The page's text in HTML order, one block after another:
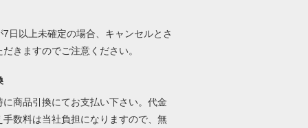
日以上未確定の場合、キャンセルとさ
だきますのでご注意ください。
に商品引換にてお支払い下さい。代金
手数料は当社負担になりますので、無